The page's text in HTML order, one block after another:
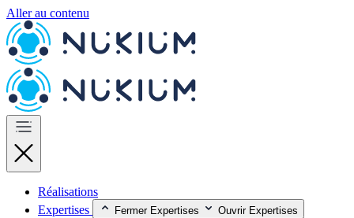
Aller au contenu
Réalisations
Expertises
Fermer Expertises Ouvrir Expertises